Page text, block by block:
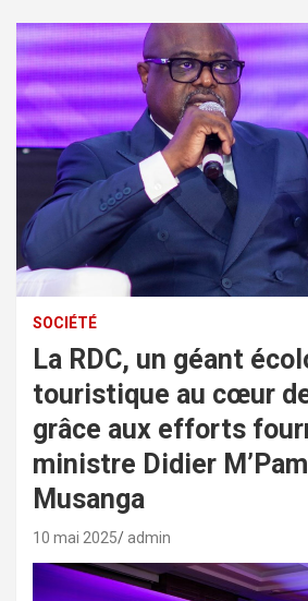
SOCIÉTÉ
La RDC, un géant
touristique au cœur
grâce aux efforts
ministre Didier
Musanga
10 mai 2025 admin